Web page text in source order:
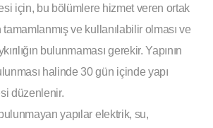
için, bu bölümlere hizmet veren ortak
tamamlanmış ve kullanılabilir olması ve
bulunmaması gerekir. Yapının
halinde 30 gün içinde yapı
düzenlenir.
yapılar elektrik, su,